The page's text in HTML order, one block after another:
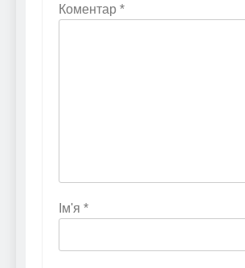
Коментар *
Ім'я *